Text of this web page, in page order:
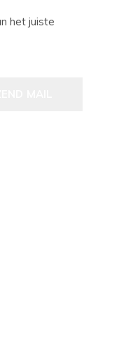
het juiste